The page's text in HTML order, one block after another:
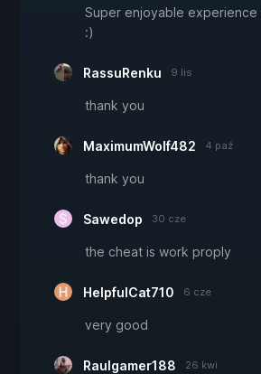
Super enjoyable experience
:)
RassuRenku 9 lis
thank you
MaximumWolf482 4 paź
thank you
Sawedop 30 cze
the cheat is work proply
HelpfulCat710 6 cze
very good
Raulgamer188 26 kwi